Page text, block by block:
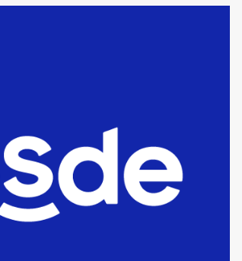
detenidos por
de drogas en la
del sábado
se vendió el edificio de
fue la planta Industrial del